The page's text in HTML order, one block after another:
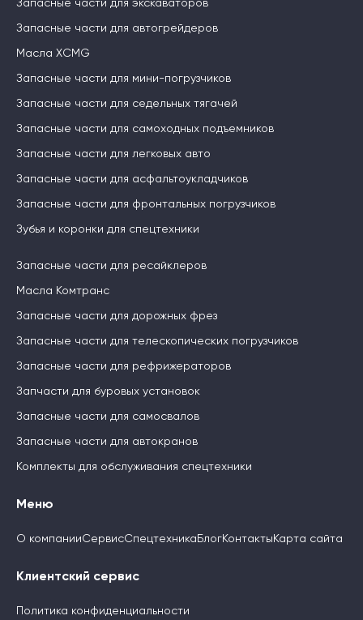
Запасные части для экскаваторов
Запасные части для автогрейдеров
Масла XCMG
Запасные части для мини-погрузчиков
Запасные части для седельных тягачей
Запасные части для самоходных подъемников
Запасные части для легковых авто
Запасные части для асфальтоукладчиков
Запасные части для фронтальных погрузчиков
Зубья и коронки для спецтехники
Запасные части для ресайклеров
Масла Комтранс
Запасные части для дорожных фрез
Запасные части для телескопических погрузчиков
Запасные части для рефрижераторов
Запчасти для буровых установок
Запасные части для самосвалов
Запасные части для автокранов
Комплекты для обслуживания спецтехники
Меню
О компанииСервисСпецтехника БлогКонтакты Карта сайта
Клиентский сервис
Политика конфиденциальности